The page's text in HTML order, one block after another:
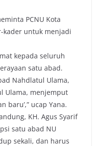
PCNU Kota
kader untuk menjadi
kepada seluruh
satu abad.
Nahdlatul Ulama,
Ulama, menjemput
baru’,” ucap Yana.
KH. Agus Syarif
satu abad NU
sekali, dan harus